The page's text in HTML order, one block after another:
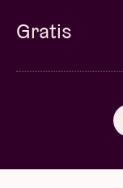
Gratis